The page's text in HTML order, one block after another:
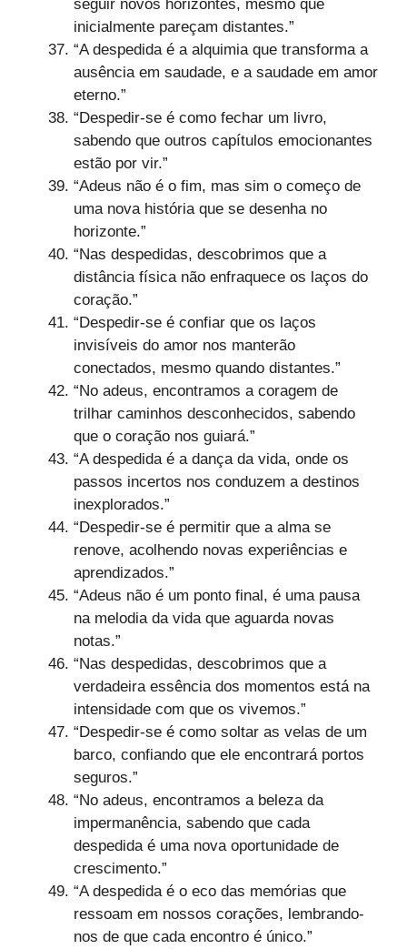
seguir novos horizontes, mesmo que
inicialmente pareçam distantes.”
“A despedida é a alquimia que transforma a
ausência em saudade, e a saudade em amor
eterno.”
“Despedir-se é como fechar um livro,
sabendo que outros capítulos emocionantes
estão por vir.”
“Adeus não é o fim, mas sim o começo de
uma nova história que se desenha no
horizonte.”
“Nas despedidas, descobrimos que a
distância física não enfraquece os laços do
coração.”
“Despedir-se é confiar que os laços
invisíveis do amor nos manterão
conectados, mesmo quando distantes.”
“No adeus, encontramos a coragem de
trilhar caminhos desconhecidos, sabendo
que o coração nos guiará.”
“A despedida é a dança da vida, onde os
passos incertos nos conduzem a destinos
inexplorados.”
“Despedir-se é permitir que a alma se
renove, acolhendo novas experiências e
aprendizados.”
“Adeus não é um ponto final, é uma pausa
na melodia da vida que aguarda novas
notas.”
“Nas despedidas, descobrimos que a
verdadeira essência dos momentos está na
intensidade com que os vivemos.”
“Despedir-se é como soltar as velas de um
barco, confiando que ele encontrará portos
seguros.”
“No adeus, encontramos a beleza da
impermanência, sabendo que cada
despedida é uma nova oportunidade de
crescimento.”
“A despedida é o eco das memórias que
ressoam em nossos corações, lembrando-
nos de que cada encontro é único.”